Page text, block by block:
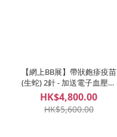
【網上BB展】帶狀皰疹疫苗
(生蛇) 2針 - 加送電子血壓計
(📌滿 $3500 必入碼：折扣、
好禮任你揀！)
HK$4,800.00
HK$5,600.00